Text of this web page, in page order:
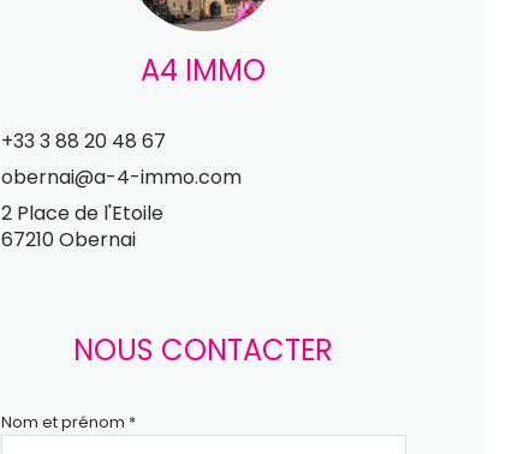
A4 IMMO
+33 3 88 20 48 67
obernai@a-4-immo.com
2 Place de l'Etoile
67210 Obernai
NOUS CONTACTER
Nom et prénom *